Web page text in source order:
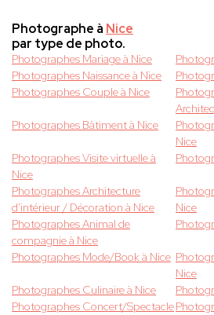
Photographe à Nice
par type de photo.
Photographes Mariage à Nice
Photographes Naissance à Nice
Photographes Couple à Nice
Photographes Bâtiment à Nice
Nice
Photographes Visite virtuelle à
Nice
Photographes Architecture
d'intérieur / Décoration à Nice
Nice
Photographes Animal de
compagnie à Nice
Photographes Mode/Book à Nice
Nice
Photographes Culinaire à Nice
Photographes Concert/Spectacle